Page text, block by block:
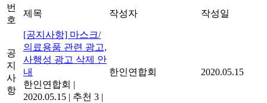
번
호
제목 작성자 작성일
공
지
사
항
[공지사항] 마스크/
의료용품 관련 광고,
사행성 광고 삭제 안
내
한인연합회 |
2020.05.15 | 추천 3 |
한인연합회 2020.05.15